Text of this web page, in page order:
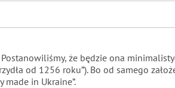
że będzie ona
od 1256 roku”). Bo od samego
in Ukraine”.